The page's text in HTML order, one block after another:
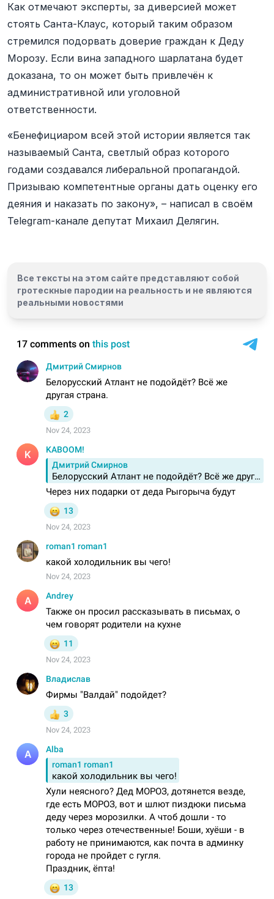
Как отмечают эксперты, за диверсией может
стоять Санта-Клаус, который таким образом
стремился подорвать доверие граждан к Деду
Морозу. Если вина западного шарлатана будет
доказана, то он может быть привлечён к
административной или уголовной
ответственности.
«Бенефициаром всей этой истории является так
называемый Санта, светлый образ которого
годами создавался либеральной пропагандой.
Призываю компетентные органы дать оценку его
деяния и наказать по закону», – написал в своём
Telegram-канале депутат Михаил Делягин.
Все тексты на этом сайте представляют собой
гротескные пародии на реальность и не являются
реальными новостями